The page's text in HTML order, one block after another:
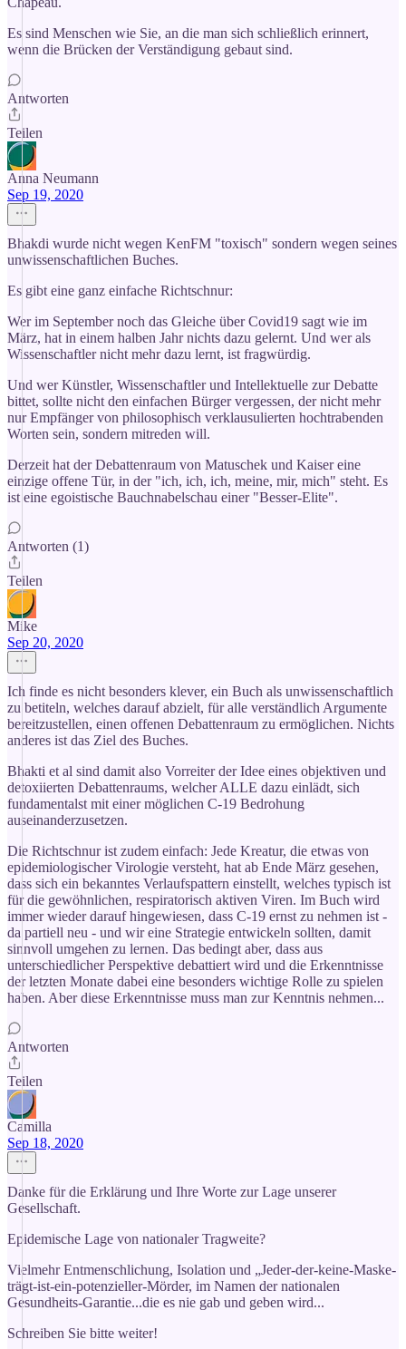
Es sind Menschen wie Sie, an die man sich schließlich erinnert,
wenn die Brücken der Verständigung gebaut sind.
Antworten
Teilen
Anna Neumann
Sep 19, 2020
Bhakdi wurde nicht wegen KenFM "toxisch" sondern wegen seines
unwissenschaftlichen Buches.
Es gibt eine ganz einfache Richtschnur:
Wer im September noch das Gleiche über Covid19 sagt wie im
März, hat in einem halben Jahr nichts dazu gelernt. Und wer als
Wissenschaftler nicht mehr dazu lernt, ist fragwürdig.
Und wer Künstler, Wissenschaftler und Intellektuelle zur Debatte
bittet, sollte nicht den einfachen Bürger vergessen, der nicht mehr
nur Empfänger von philosophisch verklausulierten hochtrabenden
Worten sein, sondern mitreden will.
Derzeit hat der Debattenraum von Matuschek und Kaiser eine
einzige offene Tür, in der "ich, ich, ich, meine, mir, mich" steht. Es
ist eine egoistische Bauchnabelschau einer "Besser-Elite".
Antworten (1)
Teilen
Mike
Sep 20, 2020
Ich finde es nicht besonders klever, ein Buch als unwissenschaftlich
zu betiteln, welches darauf abzielt, für alle verständlich Argumente
bereitzustellen, einen offenen Debattenraum zu ermöglichen. Nichts
anderes ist das Ziel des Buches.
Bhakti et al sind damit also Vorreiter der Idee eines objektiven und
detoxiierten Debattenraums, welcher ALLE dazu einlädt, sich
fundamentalst mit einer möglichen C-19 Bedrohung
auseinanderzusetzen.
Die Richtschnur ist zudem einfach: Jede Kreatur, die etwas von
epidemiologischer Virologie versteht, hat ab Ende März gesehen,
dass sich ein bekanntes Verlaufspattern einstellt, welches typisch ist
für die gewöhnlichen, respiratorisch aktiven Viren. Im Buch wird
immer wieder darauf hingewiesen, dass C-19 ernst zu nehmen ist -
da partiell neu - und wir eine Strategie entwickeln sollten, damit
sinnvoll umgehen zu lernen. Das bedingt aber, dass aus
unterschiedlicher Perspektive debattiert wird und die Erkenntnisse
der letzten Monate dabei eine besonders wichtige Rolle zu spielen
haben. Aber diese Erkenntnisse muss man zur Kenntnis nehmen...
Antworten
Teilen
Camilla
Sep 18, 2020
Danke für die Erklärung und Ihre Worte zur Lage unserer
Gesellschaft.
Epidemische Lage von nationaler Tragweite?
Vielmehr Entmenschlichung, Isolation und „Jeder-der-keine-Maske-
trägt-ist-ein-potenzieller-Mörder, im Namen der nationalen
Gesundheits-Garantie...die es nie gab und geben wird...
Schreiben Sie bitte weiter!